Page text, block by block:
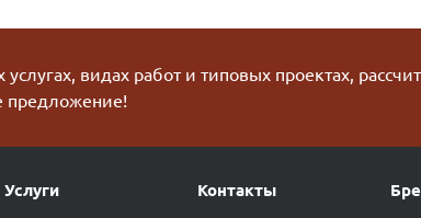
видах работ и типовых проектах,
предложение!
Услуги Контакты